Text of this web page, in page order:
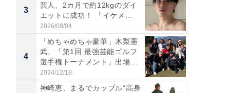
3
芸人、2カ月で約12kgのダイ
エットに成功！ 「イケメ...
2026/08/04
4
「めちゃめちゃ豪華」木梨憲
武、「第1回 最強芸能ゴルフ
選手権トーナメント」出場
メ...
2024/12/18
神崎恵、まるでカップル“高身